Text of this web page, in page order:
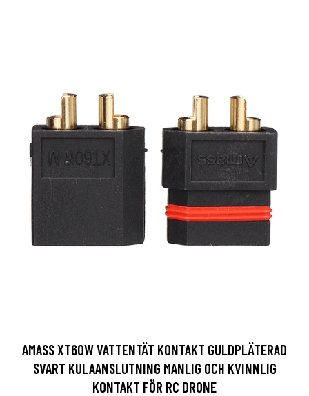
AMASS XT60W VATTENTÄT KONTAKT GULDPLÄTERAD
SVART KULAANSLUTNING MANLIG OCH KVINNLIG
KONTAKT FÖR RC DRONE